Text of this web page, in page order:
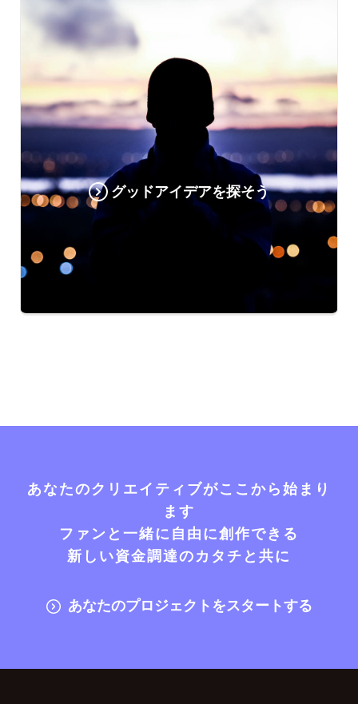
グッドアイデアを探そう
あなたのクリエイティブがここから始まり
ます
ファンと一緒に自由に創作できる
新しい資金調達のカタチと共に
あなたのプロジェクトをスタートする